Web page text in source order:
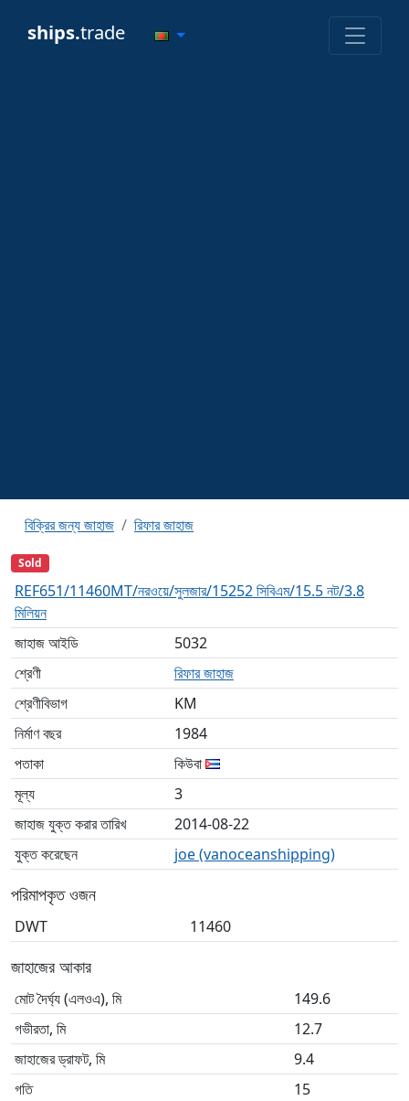
ships.trade
বিক্রির জন্য জাহাজ রিফার জাহাজ
Sold
REF651/11460MT/নরওয়ে/সুলজার/15252 সিবিএম/15.5 নট/3.8
মিলিয়ন
জাহাজ আইডি
5032
শ্রেণী
রিফার জাহাজ
শ্রেণীবিভাগ
KM
নির্মাণ বছর
1984
পতাকা
কিউবা
মূল্য
3
জাহাজ যুক্ত করার তারিখ
2014-08-22
যুক্ত করেছেন
joe (vanoceanshipping)
পরিমাপকৃত ওজন
DWT 11460
জাহাজের আকার
মোট দৈর্ঘ্য (এলওএ), মি
149.6
গভীরতা, মি
12.7
জাহাজের ড্রাফট, মি
9.4
গতি
15